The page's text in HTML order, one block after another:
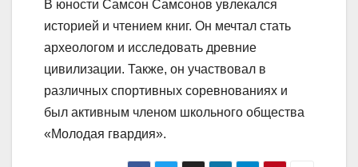
В юности Самсон Самсонов увлекался
историей и чтением книг. Он мечтал стать
археологом и исследовать древние
цивилизации. Также, он участвовал в
различных спортивных соревнованиях и
был активным членом школьного общества
«Молодая гвардия».